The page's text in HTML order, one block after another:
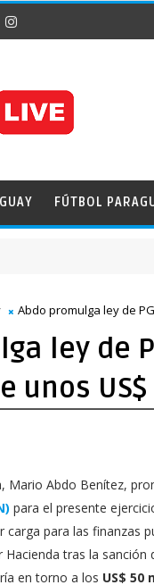
FÚTBOL
Abdo promulga ley de
ley de
unos
Mario Abdo Benítez,
para el presente
carga para las finanzas
tras la
en torno a los US$ 50